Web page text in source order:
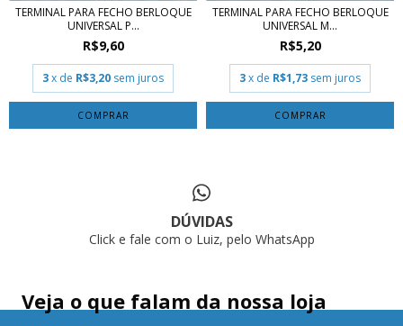
TERMINAL PARA FECHO BERLOQUE
UNIVERSAL P...
R$9,60
3x de R$3,20 sem juros
COMPRAR
TERMINAL PARA FECHO BERLOQUE
UNIVERSAL M...
R$5,20
3x de R$1,73 sem juros
COMPRAR
DÚVIDAS
Click e fale com o Luiz, pelo WhatsApp
Veja o que falam da nossa loja